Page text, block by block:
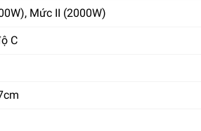
Mức II (2000W)
C